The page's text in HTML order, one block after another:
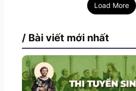
Load More
/ Bài viết mới nhất